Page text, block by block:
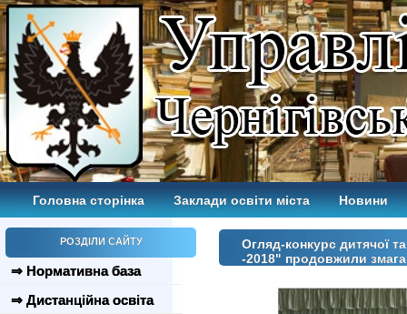
Головна сторінка Заклади освіти міста Новини
РОЗДІЛИ САЙТУ
⇒ Нормативна база
⇒ Дистанційна освіта
Огляд-конкурс дитячої
-2018" продовжили